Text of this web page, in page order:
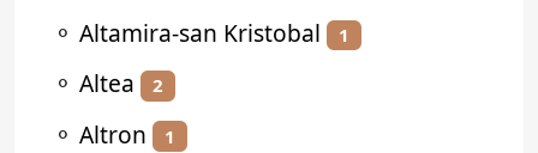
⚬ Altamira-san Kristobal 1
⚬ Altea 2
⚬ Altron 1